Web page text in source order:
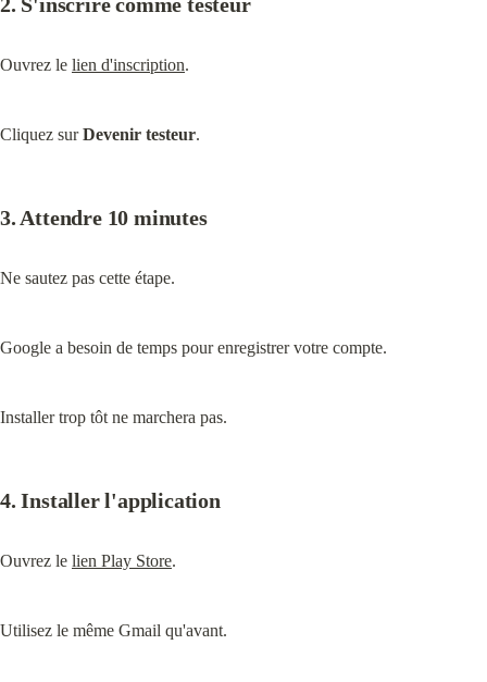
Ouvrez le lien d'inscription.
Cliquez sur Devenir testeur.
3. Attendre 10 minutes
Ne sautez pas cette étape.
Google a besoin de temps pour enregistrer votre compte.
Installer trop tôt ne marchera pas.
4. Installer l'application
Ouvrez le lien Play Store.
Utilisez le même Gmail qu'avant.